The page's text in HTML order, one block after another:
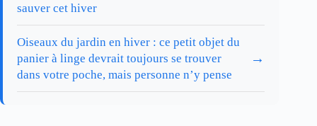
sauver cet hiver
Oiseaux du jardin en hiver : ce petit objet du
panier à linge devrait toujours se trouver
dans votre poche, mais personne n’y pense
→